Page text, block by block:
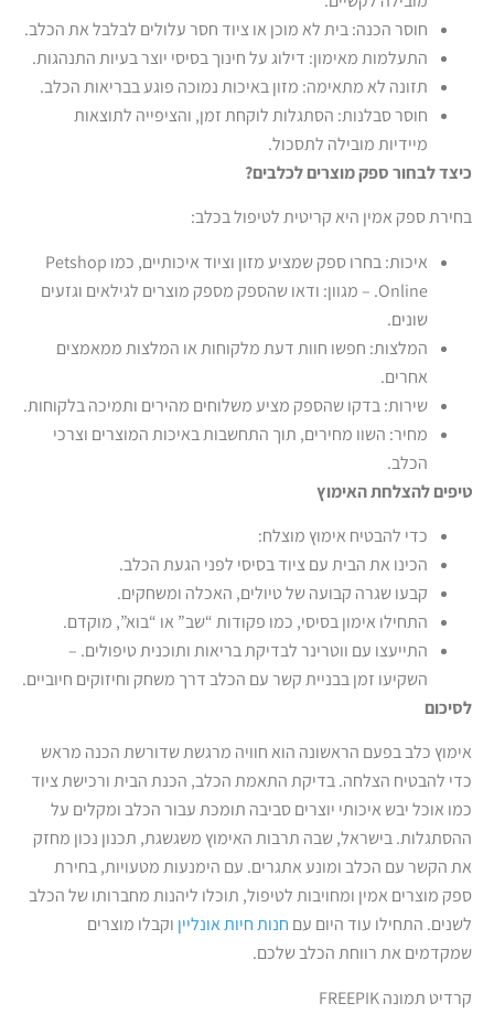
חוסר הכנה: בית לא מוכן או ציוד חסר עלולים לבלבל את הכלב.
התעלמות מאימון: דילוג על חינוך בסיסי יוצר בעיות התנהגות.
תזונה לא מתאימה: מזון באיכות נמוכה פוגע בבריאות הכלב.
חוסר סבלנות: הסתגלות לוקחת זמן, והציפייה לתוצאות
מיידיות מובילה לתסכול.
כיצד לבחור ספק מוצרים לכלבים?
בחירת ספק אמין היא קריטית לטיפול בכלב:
איכות: בחרו ספק שמציע מזון וציוד איכותיים, כמו Petshop
Online. – מגוון: ודאו שהספק מספק מוצרים לגילאים וגזעים
שונים.
המלצות: חפשו חוות דעת מלקוחות או המלצות ממאמצים
אחרים.
שירות: בדקו שהספק מציע משלוחים מהירים ותמיכה בלקוחות.
מחיר: השוו מחירים, תוך התחשבות באיכות המוצרים וצרכי
הכלב.
טיפים להצלחת האימוץ
כדי להבטיח אימוץ מוצלח:
הכינו את הבית עם ציוד בסיסי לפני הגעת הכלב.
קבעו שגרה קבועה של טיולים, האכלה ומשחקים.
התחילו אימון בסיסי, כמו פקודות “שב” או “בוא”, מוקדם.
התייעצו עם ווטרינר לבדיקת בריאות ותוכנית טיפולים. –
השקיעו זמן בבניית קשר עם הכלב דרך משחק וחיזוקים חיוביים.
לסיכום
אימוץ כלב בפעם הראשונה הוא חוויה מרגשת שדורשת הכנה מראש
כדי להבטיח הצלחה. בדיקת התאמת הכלב, הכנת הבית ורכישת ציוד
כמו אוכל יבש איכותי יוצרים סביבה תומכת עבור הכלב ומקלים על
ההסתגלות. בישראל, שבה תרבות האימוץ משגשגת, תכנון נכון מחזק
את הקשר עם הכלב ומונע אתגרים. עם הימנעות מטעויות, בחירת
ספק מוצרים אמין ומחויבות לטיפול, תוכלו ליהנות מחברותו של הכלב
לשנים. התחילו עוד היום עםחנות חיות אונלייןוקבלו מוצרים
שמקדמים את רווחת הכלב שלכם.
קרדיט תמונה FREEPIK